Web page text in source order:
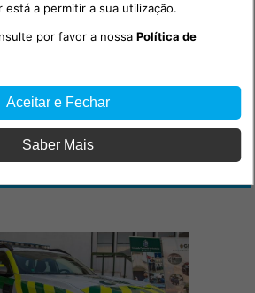
notícias
está a permitir a sua utilização.
por favor a nossaPolítica de
Aceitar e Fechar
Saber Mais